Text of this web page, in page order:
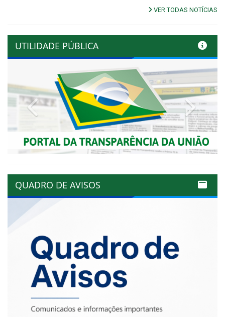
VER TODAS NOTÍCIAS
UTILIDADE PÚBLICA
Previous Next
QUADRO DE AVISOS